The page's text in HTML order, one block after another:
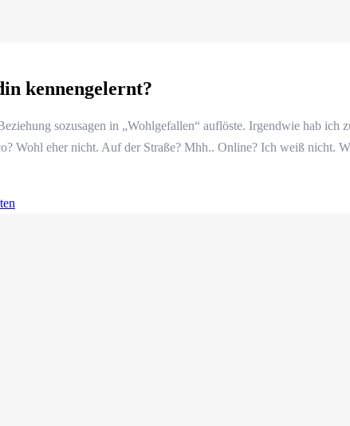
kennengelernt?
sozusagen in „Wohlgefallen“ auflöste. Irgendwie hab
Wohl eher nicht. Auf der Straße? Mhh.. Online? Ich weiß nicht.